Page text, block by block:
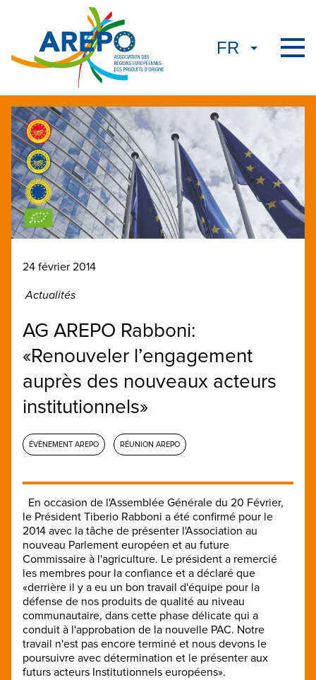
24 février 2014
Actualités
AG AREPO Rabboni:
«Renouveler l’engagement
auprès des nouveaux acteurs
institutionnels»
ÉVÈNEMENT AREPO RÉUNION AREPO
En occasion de l'Assemblée Générale du 20 Février,
le Président Tiberio Rabboni a été confirmé pour le
2014 avec la tâche de présenter l'Association au
nouveau Parlement européen et au future
Commissaire à l'agriculture. Le président a remercié
les membres pour la confiance et a déclaré que
«derrière il y a eu un bon travail d'équipe pour la
défense de nos produits de qualité au niveau
communautaire, dans cette phase délicate qui a
conduit à l'approbation de la nouvelle PAC. Notre
travail n'est pas encore terminé et nous devons le
poursuivre avec détermination et le présenter aux
futurs acteurs Institutionnels européens».